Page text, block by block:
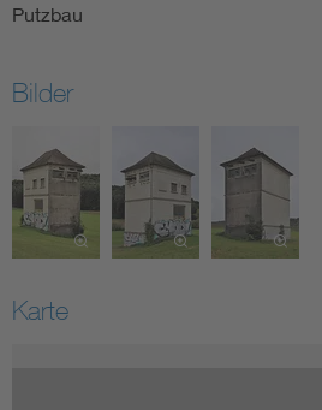
Putzbau
Bilder
Karte